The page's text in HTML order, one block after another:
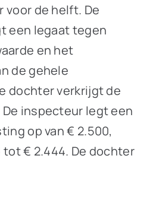
voor de helft. De
een legaat tegen
en het
de gehele
dochter verkrijgt de
inspecteur legt een
op van € 2.500,
€ 2.444. De dochter